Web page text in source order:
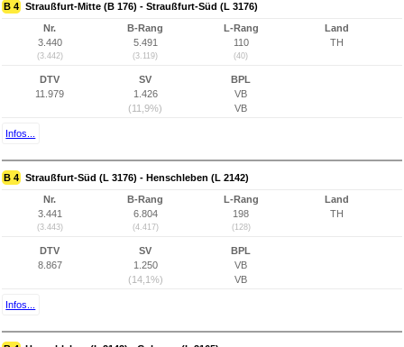
B 4 Straußfurt-Mitte (B 176) - Straußfurt-Süd (L 3176)
Nr.
3.440
(3.442)
B-Rang
5.491
(3.119)
L-Rang
110
(40)
Land
TH
DTV
11.979
SV
1.426
(11,9%)
BPL
VB
VB
Infos...
B 4 Straußfurt-Süd (L 3176) - Henschleben (L 2142)
Nr.
3.441
(3.443)
B-Rang
6.804
(4.417)
L-Rang
198
(128)
Land
TH
DTV
8.867
SV
1.250
(14,1%)
BPL
VB
VB
Infos...